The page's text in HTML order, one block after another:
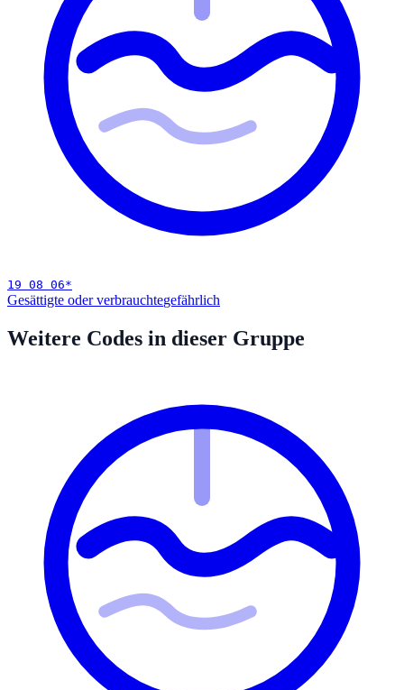
19 08 06*
Gesättigte oder verbrauchtegefährlich
Weitere Codes in dieser Gruppe